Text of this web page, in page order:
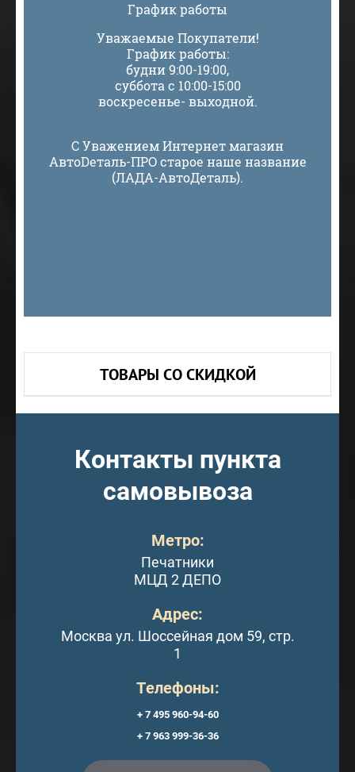
График работы
Уважаемые Покупатели!
График работы:
будни 9:00-19:00,
суббота с 10:00-15:00
воскресенье- выходной.
С Уважением Интернет магазин
АвтоDеталь-ПРО старое наше название
(ЛАДА-АвтоДеталь).
ТОВАРЫ СО СКИДКОЙ
Контакты пункта
самовывоза
Метро:
Печатники
МЦД 2 ДЕПО
Адрес:
Москва ул. Шоссейная дом 59, стр.
1
Телефоны:
+ 7 495 960-94-60
+ 7 963 999-36-36